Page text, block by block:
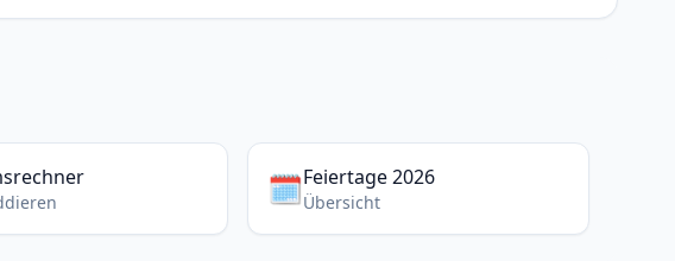
🗓️Feiertage 2026
Übersicht